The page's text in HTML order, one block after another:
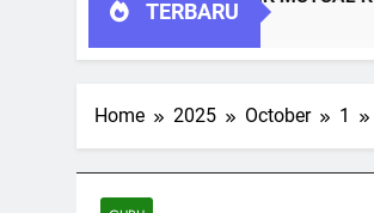
TERBARU
Home 2025 October 1